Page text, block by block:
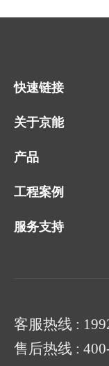
快速链接
关于京能
产品
工程案例
服务支持
客服热线 :
售后热线 :